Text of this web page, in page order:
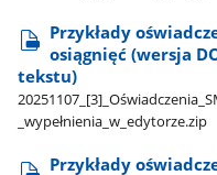
Przykłady
osiągnięć (wersja
tekstu)
_wypełnienia​_w​_edytorze.zip
Przykłady